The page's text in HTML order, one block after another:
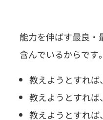
能力を伸ばす最良・
含んでいるからです。
教えようとすれば
教えようとすれば
教えようとすれば